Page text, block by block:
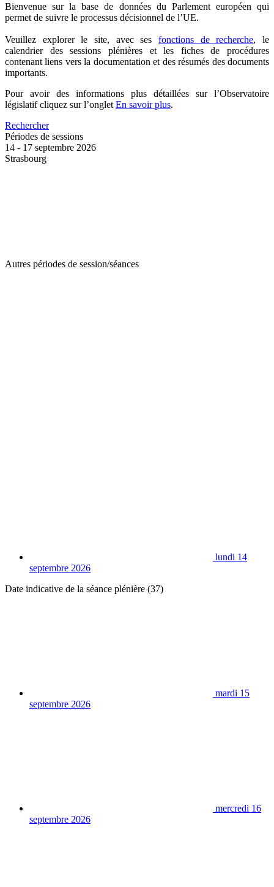
Bienvenue sur la base de données du Parlement européen qui
permet de suivre le processus décisionnel de l’UE.
Veuillez explorer le site, avec ses fonctions de recherche, le
calendrier des sessions plénières et les fiches de procédures
contenant liens vers la documentation et des résumés des documents
importants.
Pour avoir des informations plus détaillées sur l’Observatoire
législatif cliquez sur l’onglet En savoir plus.
Rechercher
Périodes de sessions
14 - 17 septembre 2026
Strasbourg
Autres périodes de session/séances
lundi 14
septembre 2026
Date indicative de la séance plénière (37)
mardi 15
septembre 2026
mercredi 16
septembre 2026